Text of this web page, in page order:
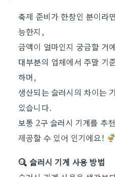
축제 준비가 한창인 분이라
능한지,
금액이 얼마인지 궁금할 거
대부분의 업체에서 주말 기
하며,
생산되는 슬러시의 차이는
있습니다.
보통 2구 슬러시 기계를 추
제공할 수 있어 인기에요!
슬러시 기계 사용 방법